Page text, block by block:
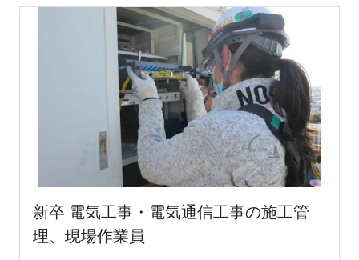
新卒 電気工事・電気通信工事の施工管
理、現場作業員